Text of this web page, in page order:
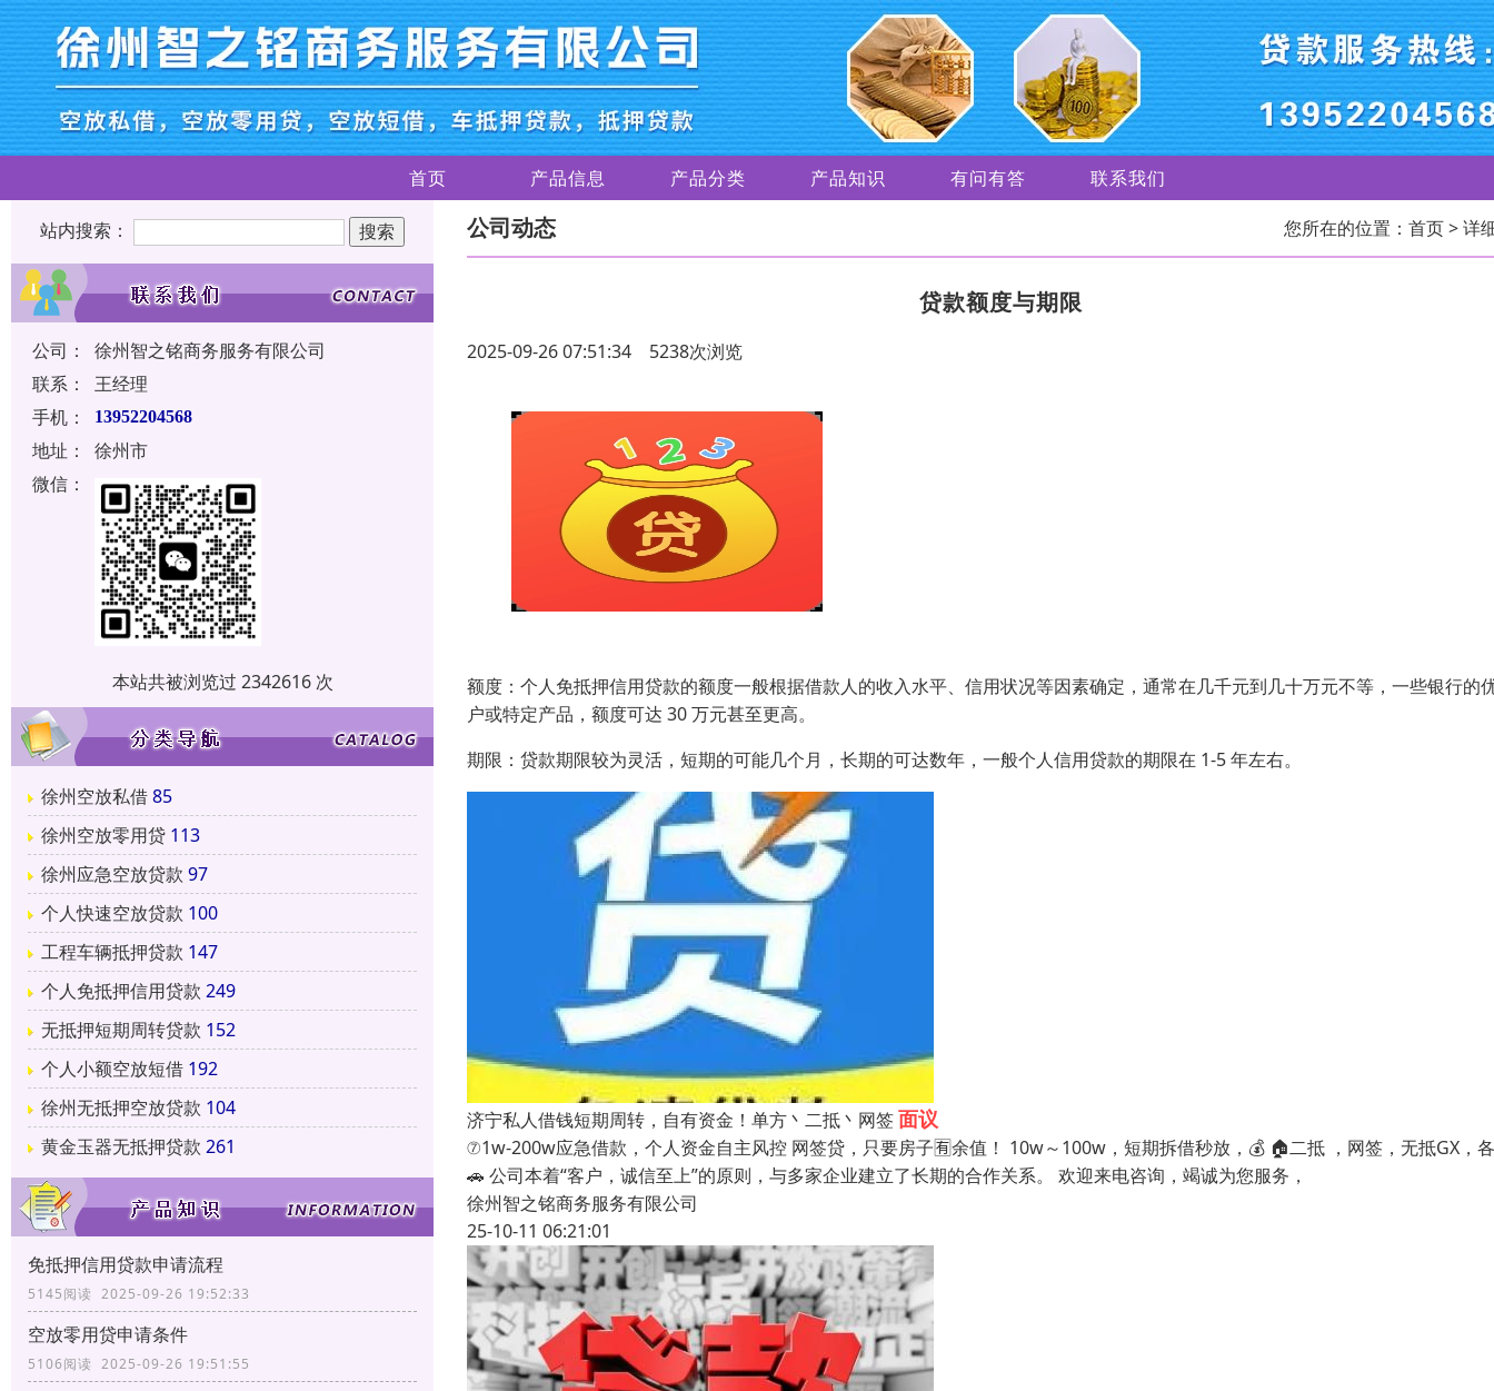
首页 产品信息 产品分类 产品知识 有问有答 联系我们
站内搜索：
公司：
徐州智之铭商务服务有限公司
联系：
王经理
手机：
13952204568
地址：
徐州市
微信：
本站共被浏览过 2342616 次
徐州空放私借85
徐州空放零用贷 113
徐州应急空放贷款 97
个人快速空放贷款 100
工程车辆抵押贷款 147
个人免抵押信用贷款 249
无抵押短期周转贷款 152
个人小额空放短借 192
徐州无抵押空放贷款 104
黄金玉器无抵押贷款 261
免抵押信用贷款申请流程
5145阅读 2025-09-26 19:52:33
空放零用贷申请条件
5106阅读 2025-09-26 19:51:55
公司动态 您所在的位置： 首页> 详
贷款额度与期限
2025-09-26 07:51:34 5238次浏览
额度：个人免抵押信用贷款的额度一般根据借款人的收入水平、信用状况等因素确定，通常在几千元到几十万元不等，一些银行的
户或特定产品，额度可达 30 万元甚至更高。
期限：贷款期限较为灵活，短期的可能几个月，长期的可达数年，一般个人信用贷款的期限在 1-5 年左右。
济宁私人借钱短期周转，自有资金！单方丶二抵丶网签面议
⑦1w-200w应急借款，个人资金自主风控 网签贷，只要房子🈶️余值！ 10w～100w，短期拆借秒放，💰 🏠二抵 ，网签，无抵GX，
🚗 公司本着“客户，诚信至上”的原则，与多家企业建立了长期的合作关系。 欢迎来电咨询，竭诚为您服务，
徐州智之铭商务服务有限公司
25-10-11 06:21:01